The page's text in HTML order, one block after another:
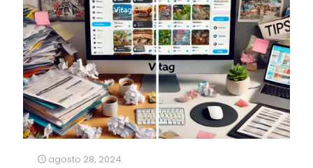
agosto 28, 2024